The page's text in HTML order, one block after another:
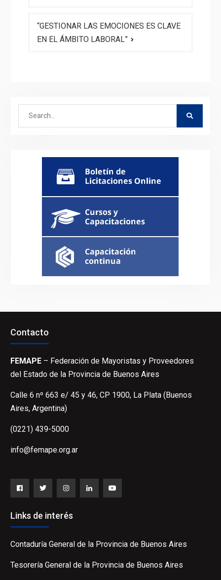
“GESTIONAR LAS EMOCIONES ES CLAVE
EN EL ÁMBITO LABORAL”
Search
Contacto
FEMAPE – Federación de Mayoristas y Proveedores
del Estado de la Provincia de Buenos Aires
Calle 6 nº 663 e/ 45 y 46, CP 1900, La Plata (Buenos
Aires, Argentina)
(0221) 439-5000
info@femape.org.ar
Links de interés
Contaduría General de la Provincia de Buenos Aires
Tesorería General de la Provincia de Buenos Aires